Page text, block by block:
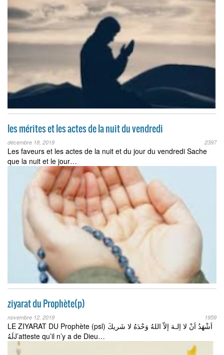
les mérites et les actes de la nuit du vendredi
décembre 18, 2019 2397
Les faveurs et les actes de la nuit et du jour du vendredi Sache
que la nuit et le jour…
ziyarat du Prophète(p)
novembre 12, 2019 1959
LE ZIYARAT DU Prophète (psl) اَشْهَدُ اَنْ لا اِلـهَ إلاّ اللهُ وَحْدَهُ لا شَريكَ
لَهُJ’atteste qu’il n’y a de Dieu…